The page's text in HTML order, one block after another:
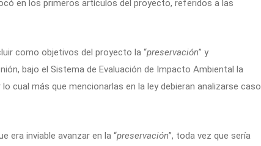
en los primeros artículos del proyecto, referidos a las
como objetivos del proyecto la “preservación” y
bajo el Sistema de Evaluación de Impacto Ambiental la
cual más que mencionarlas en la ley debieran analizarse caso
era inviable avanzar en la “preservación”, toda vez que sería